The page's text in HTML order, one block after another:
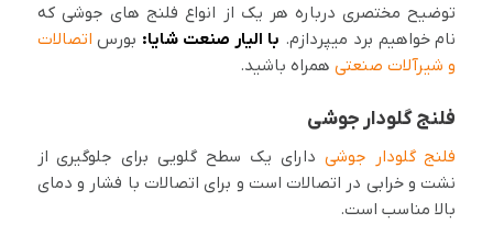
توضیح مختصری درباره هر یک از انواع فلنج های جوشی که
نام خواهیم برد میپردازم. با الیار صنعت شایا: بورس اتصالات
و شیرآلات صنعتیهمراه باشید.
فلنج گلودار جوشی
فلنج گلودار جوشی دارای یک سطح گلویی برای جلوگیری از
نشت و خرابی در اتصالات است و برای اتصالات با فشار و دمای
بالا مناسب است.